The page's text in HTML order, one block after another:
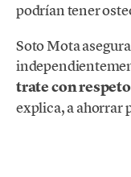
podrían tener
Soto Mota
trate con respeto
explica, a ahorrar